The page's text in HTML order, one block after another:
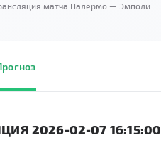
матча Палермо — Эмполи
2026-02-07 16:15:00